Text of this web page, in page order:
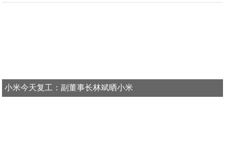
小米今天复工：副董事长林斌晒小米